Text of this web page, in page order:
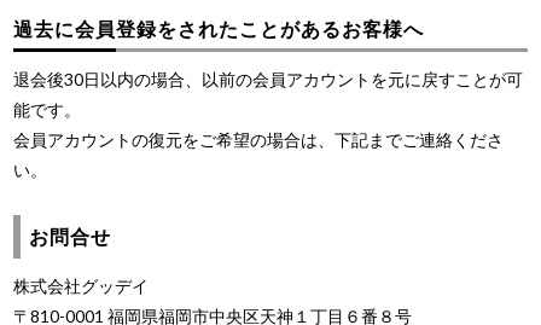
過去に会員登録をされたことがあるお客様へ
退会後30日以内の場合、以前の会員アカウントを元に戻すことが可
能です。
会員アカウントの復元をご希望の場合は、下記までご連絡くださ
い。
お問合せ
株式会社グッデイ
〒810-0001 福岡県福岡市中央区天神１丁目６番８号